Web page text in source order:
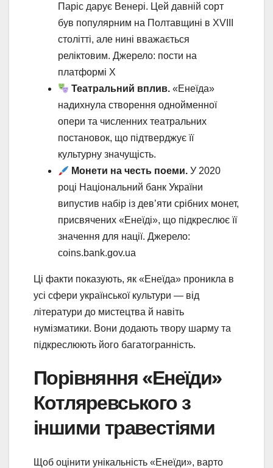
Паріс дарує Венері. Цей давній сорт
був популярним на Полтавщині в XVIII
столітті, але нині вважається
реліктовим. Джерело: пости на
платформі X
Театральний вплив. «Енеїда»
надихнула створення однойменної
опери та численних театральних
постановок, що підтверджує її
культурну значущість.
Монети на честь поеми. У 2020
році Національний банк України
випустив набір із дев’яти срібних монет,
присвячених «Енеїді», що підкреслює її
значення для нації. Джерело:
coins.bank.gov.ua
Ці факти показують, як «Енеїда» проникла в
усі сфери української культури — від
літератури до мистецтва й навіть
нумізматики. Вони додають твору шарму та
підкреслюють його багатогранність.
Порівняння «Енеїди»
Котляревського з
іншими травестіями
Щоб оцінити унікальність «Енеїди», варто